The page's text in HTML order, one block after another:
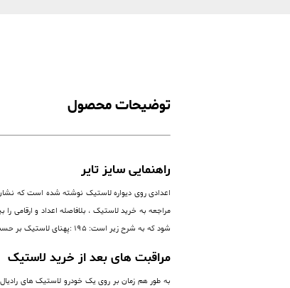
توضیحات محصول
راهنمایی سایز تایر
اعدادی روی دیواره لاستیک نوشته شده است که
شود که به شرح زیر است: 195 :پهنای لاستیک بر حسب میلی متر 65 :نسبت ارتفاع دیواره لاستیک (فاق) به پهنای آن برحسب درصد R:رادیال 15 : قطر رینگ بر حسب اینچ
مراقبت های بعد از خرید لاستیک
به طور هم زمان بر روی یک خودرو لاستیک های